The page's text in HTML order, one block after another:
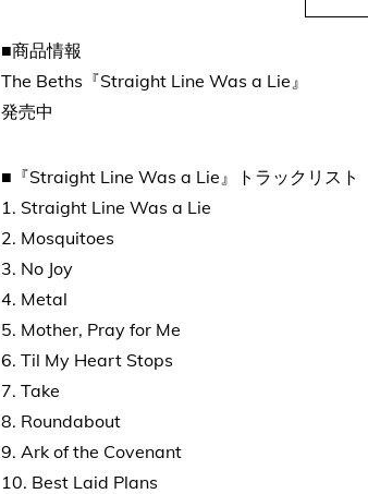
■商品情報
The Beths『Straight Line Was a Lie』
発売中
■『Straight Line Was a Lie』トラックリスト
1. Straight Line Was a Lie
2. Mosquitoes
3. No Joy
4. Metal
5. Mother, Pray for Me
6. Til My Heart Stops
7. Take
8. Roundabout
9. Ark of the Covenant
10. Best Laid Plans